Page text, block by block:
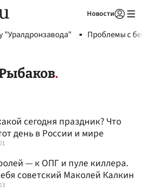
Новости
"Уралдронзавода" Проблемы с
сегодня праздник? Что
день в России и мире
— к ОПГ и пуле киллера.
советский Маколей Калкин